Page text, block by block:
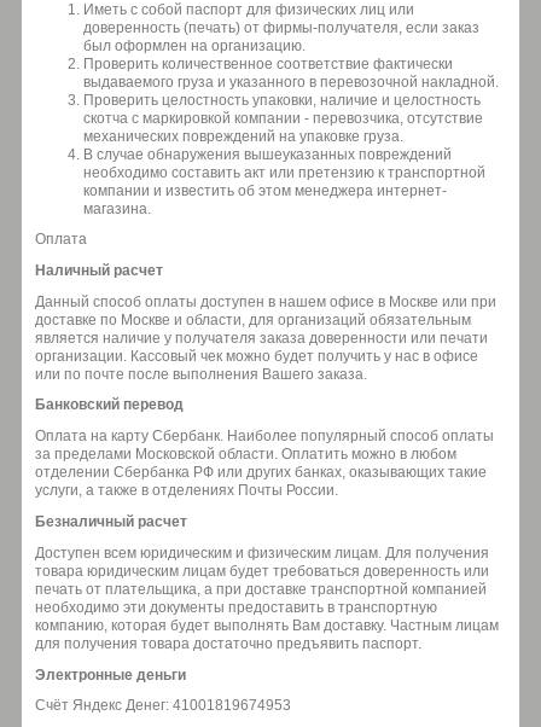
Иметь с собой паспорт для физических лиц или
доверенность (печать) от фирмы-получателя, если заказ
был оформлен на организацию.
Проверить количественное соответствие фактически
выдаваемого груза и указанного в перевозочной накладной.
Проверить целостность упаковки, наличие и целостность
скотча с маркировкой компании - перевозчика, отсутствие
механических повреждений на упаковке груза.
В случае обнаружения вышеуказанных повреждений
необходимо составить акт или претензию к транспортной
компании и известить об этом менеджера интернет-
магазина.
Оплата
Наличный расчет
Данный способ оплаты доступен в нашем офисе в Москве или при
доставке по Москве и области, для организаций обязательным
является наличие у получателя заказа доверенности или печати
организации. Кассовый чек можно будет получить у нас в офисе
или по почте после выполнения Вашего заказа.
Банковский перевод
Оплата на карту Сбербанк. Наиболее популярный способ оплаты
за пределами Московской области. Оплатить можно в любом
отделении Сбербанка РФ или других банках, оказывающих такие
услуги, а также в отделениях Почты России.
Безналичный расчет
Доступен всем юридическим и физическим лицам. Для получения
товара юридическим лицам будет требоваться доверенность или
печать от плательщика, а при доставке транспортной компанией
необходимо эти документы предоставить в транспортную
компанию, которая будет выполнять Вам доставку. Частным лицам
для получения товара достаточно предъявить паспорт.
Электронные деньги
Счёт Яндекс Денег: 41001819674953